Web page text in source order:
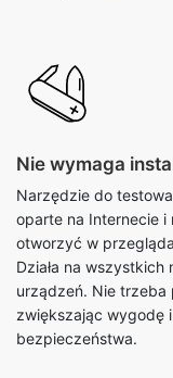
Nie wymaga
Narzędzie do
oparte na Internecie i
otworzyć w
Działa na
urządzeń. Nie trzeba
zwiększając wygodę
bezpieczeństwa.